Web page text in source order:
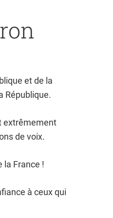
et de la
République.
extrêmement
de voix.
la France !
à ceux qui